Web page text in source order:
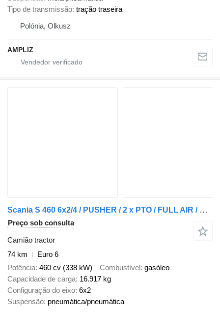
Tipo de transmissão tração traseira
Polónia, Olkusz
AMPLIZ
Scania S 460 6x2/4 / PUSHER / 2 x PTO / FULL AIR / RETARDER
Preço sob consulta
Camião tractor
74 km
Euro 6
Potência 460 cv (338 kW) Combustível gasóleo
Capacidade de carga 16.917 kg
Configuração do eixo 6x2
Suspensão pneumática/pneumática